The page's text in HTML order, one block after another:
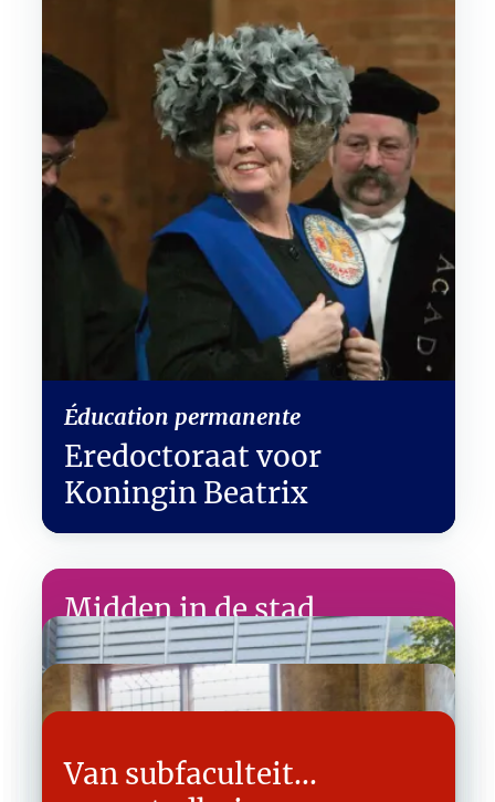
Éducation permanente
Ere­doctoraat voor
Koningin Beatrix
Midden in de stad
Van subfaculteit...